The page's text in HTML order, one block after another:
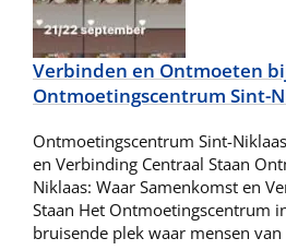
Verbinden en Ontmoeten
Ontmoetingscentrum Sint-
Ontmoetingscentrum Sint-
en Verbinding Centraal Staan
Niklaas: Waar Samenkomst en
Staan Het Ontmoetingscentrum
bruisende plek waar mensen